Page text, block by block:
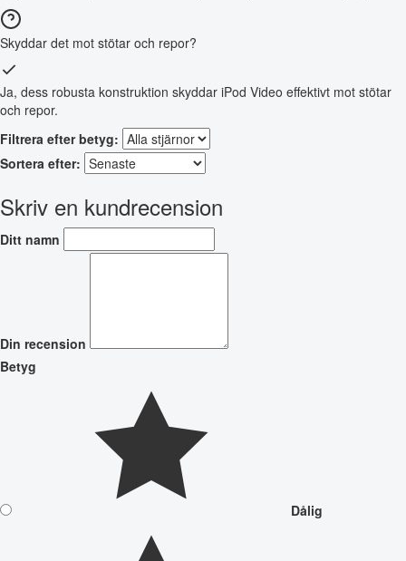
Skyddar det mot stötar och repor?
Ja, dess robusta konstruktion skyddar iPod Video effektivt mot stötar
och repor.
Filtrera efter betyg:
Sortera efter:
Skriv en kundrecension
Ditt namn
Din recension
Betyg
Dålig